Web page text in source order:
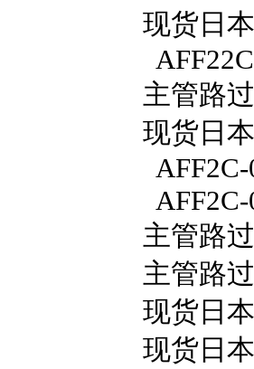
现货日
主管路
现货日
主管路
主管路
现货日
现货日